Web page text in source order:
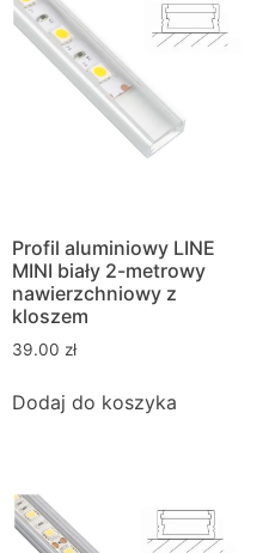
Profil aluminiowy LINE
MINI biały 2-metrowy
nawierzchniowy z
kloszem
39.00 zł
Dodaj do koszyka